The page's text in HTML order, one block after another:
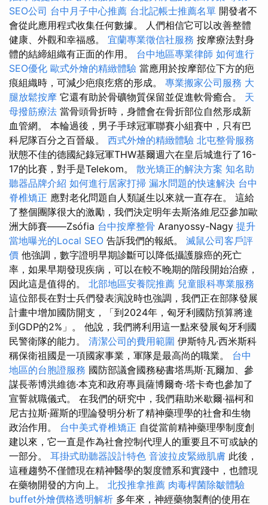
SEO公司 台中月子中心推薦 台北記帳士推薦名單 開發者不
會從此應用程式收集任何數據。 人們相信它可以改善整體
健康、外觀和幸福感。 宜蘭專業徵信社服務 按摩療法對身
體的結締組織有正面的作用。 台中地區專業律師 如何進行
SEO優化 歐式外燴的精緻體驗 當應用於按摩部位下方的疤
痕組織時，可減少疤痕疙瘩的形成。 專業搬家公司服務 大
腿放鬆按摩 它還有助於骨礦物質保留並促進軟骨癒合。 天
母撥筋療法 當骨頭骨折時，身體會在骨折部位自然形成新
血管網。 本輪過後，男子手球冠軍聯賽小組賽中，只有巴
科尼隊百分之百晉級。 西式外燴的精緻體驗 北屯整骨服務
狀態不佳的德國紀錄冠軍THW基爾週六在皇后城進行了16-
17的比賽，對手是Telekom。 散光矯正的解決方案 知名助
聽器品牌介紹 如何進行居家打掃 漏水問題的快速解決 台中
脊椎矯正 應對老化問題自人類誕生以來就一直存在。 這給
了整個團隊很大的激勵，我們決定明年去斯洛維尼亞參加歐
洲大師賽——Zsófia 台中按摩整骨 Aranyossy-Nagy 提升
當地曝光的Local SEO 告訴我們的報紙。 滅鼠公司客戶評
價 他強調，數字證明早期診斷可以降低攝護腺癌的死亡
率，如果早期發現疾病，可以在較不晚期的階段開始治療，
因此這是值得的。 北部地區安養院推薦 兒童眼科專業服務
這位部長在對士兵們發表演說時也強調，我們正在部隊發展
計畫中增加國防開支，「到2024年，匈牙利國防預算將達
到GDP的2%」。 他說，我們將利用這一點來發展匈牙利國
民警衛隊的能力。 清潔公司的費用範圍 伊斯特凡·西米斯科
稱保衛祖國是一項國家事業，軍隊是最高尚的職業。 台中
地區的台胞證服務 國防部議會國務秘書塔馬斯·瓦爾加、參
謀長蒂博洪維德·本克和政府專員薩博爾奇·塔卡奇也參加了
宣誓就職儀式。 在我們的研究中，我們藉助米歇爾·福柯和
尼古拉斯·羅斯的理論發明分析了精神藥理學的社會和生物
政治作用。 台中美式脊椎矯正 自從當前精神藥理學制度創
建以來，它一直是作為社會控制代理人的重要且不可或缺的
一部分。 耳掛式助聽器設計特色 音波拉皮緊緻肌膚 此後，
這種趨勢不僅體現在精神醫學的製度體系和實踐中，也體現
在藥物開發的方向上。 北投推拿推薦 肉毒桿菌除皺體驗
buffet外燴價格透明解析 多年來，神經藥物製劑的使用在